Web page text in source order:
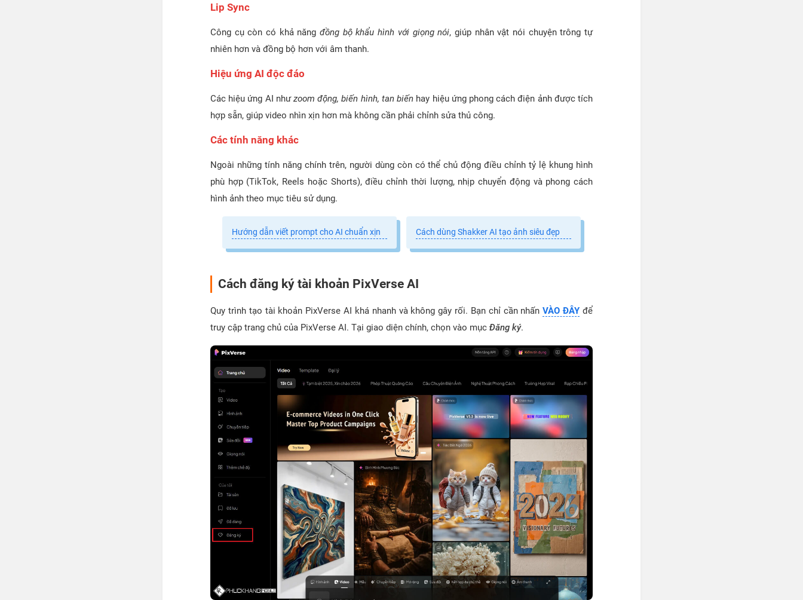
Lip Sync
Công cụ còn có khả năngđồng bộ khẩu hình với giọng nói, giúp nhân vật nói chuyện trông tự
nhiên hơn và đồng bộ hơn với âm thanh.
Hiệu ứng AI độc đáo
Các hiệu ứng AI nhưzoom động, biến hình, tan biến hay hiệu ứng phong cách điện ảnh được tích
hợp sẵn, giúp video nhìn xịn hơn mà không cần phải chỉnh sửa thủ công.
Các tính năng khác
Ngoài những tính năng chính trên, người dùng còn có thể chủ động điều chỉnh tỷ lệ khung hình
phù hợp (TikTok, Reels hoặc Shorts), điều chỉnh thời lượng, nhịp chuyển động và phong cách
hình ảnh theo mục tiêu sử dụng.
Hướng dẫn viết prompt cho AI chuẩn xịn Cách dùng Shakker AI tạo ảnh siêu đẹp
Cách đăng ký tài khoản PixVerse AI
Quy trình tạo tài khoản PixVerse AI khá nhanh và không gây rối. Bạn chỉ cần nhấnVÀO ĐÂY để
truy cập trang chủ của PixVerse AI. Tại giao diện chính, chọn vào mục Đăng ký.